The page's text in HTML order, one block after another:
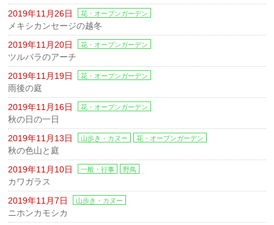
2019年11月26日
花・オープンガーデン
メキシカンセージの越冬
2019年11月20日
花・オープンガーデン
ツルバラのアーチ
2019年11月19日
花・オープンガーデン
雨後の庭
2019年11月16日
花・オープンガーデン
秋の日の一日
2019年11月13日
山歩き・カヌー 花・オープンガーデン
秋の色山と庭
2019年11月10日
一般・行事 野鳥
カワガラス
2019年11月7日
山歩き・カヌー
ニホンカモシカ